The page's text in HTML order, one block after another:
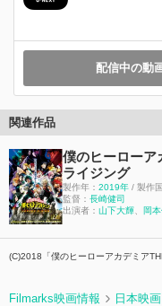
れて
行声
から２
され
配信中の動
関連作品
僕のヒーローア
ライジング
製作年： 2019年 / 製作
監督： 長崎健司
出演者： 山下大輝 岡
(C)2018「僕のヒーローアカデミア
Filmarks映画情報 日本映画